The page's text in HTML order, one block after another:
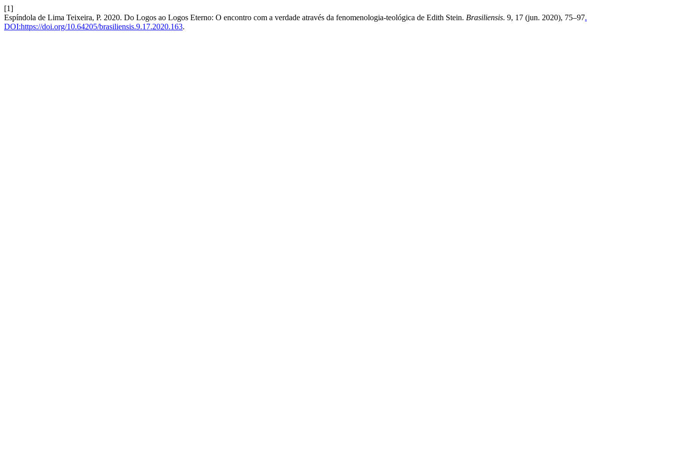
[1]
Espíndola de Lima Teixeira, P. 2020. Do Logos ao Logos Eterno: O encontro com a verdade através da fenomenologia-teológica de Edith Stein. Brasiliensis. 9, 17 (jun. 2020), 75–97.
DOI:https://doi.org/10.64205/brasiliensis.9.17.2020.163.